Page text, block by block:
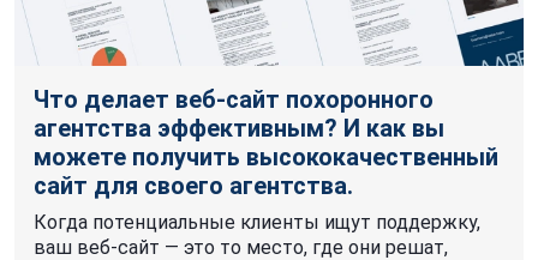
Что делает веб-сайт похоронного
агентства эффективным? И как вы
можете получить высококачественный
сайт для своего агентства.
Когда потенциальные клиенты ищут поддержку,
ваш веб-сайт — это то место, где они решат,